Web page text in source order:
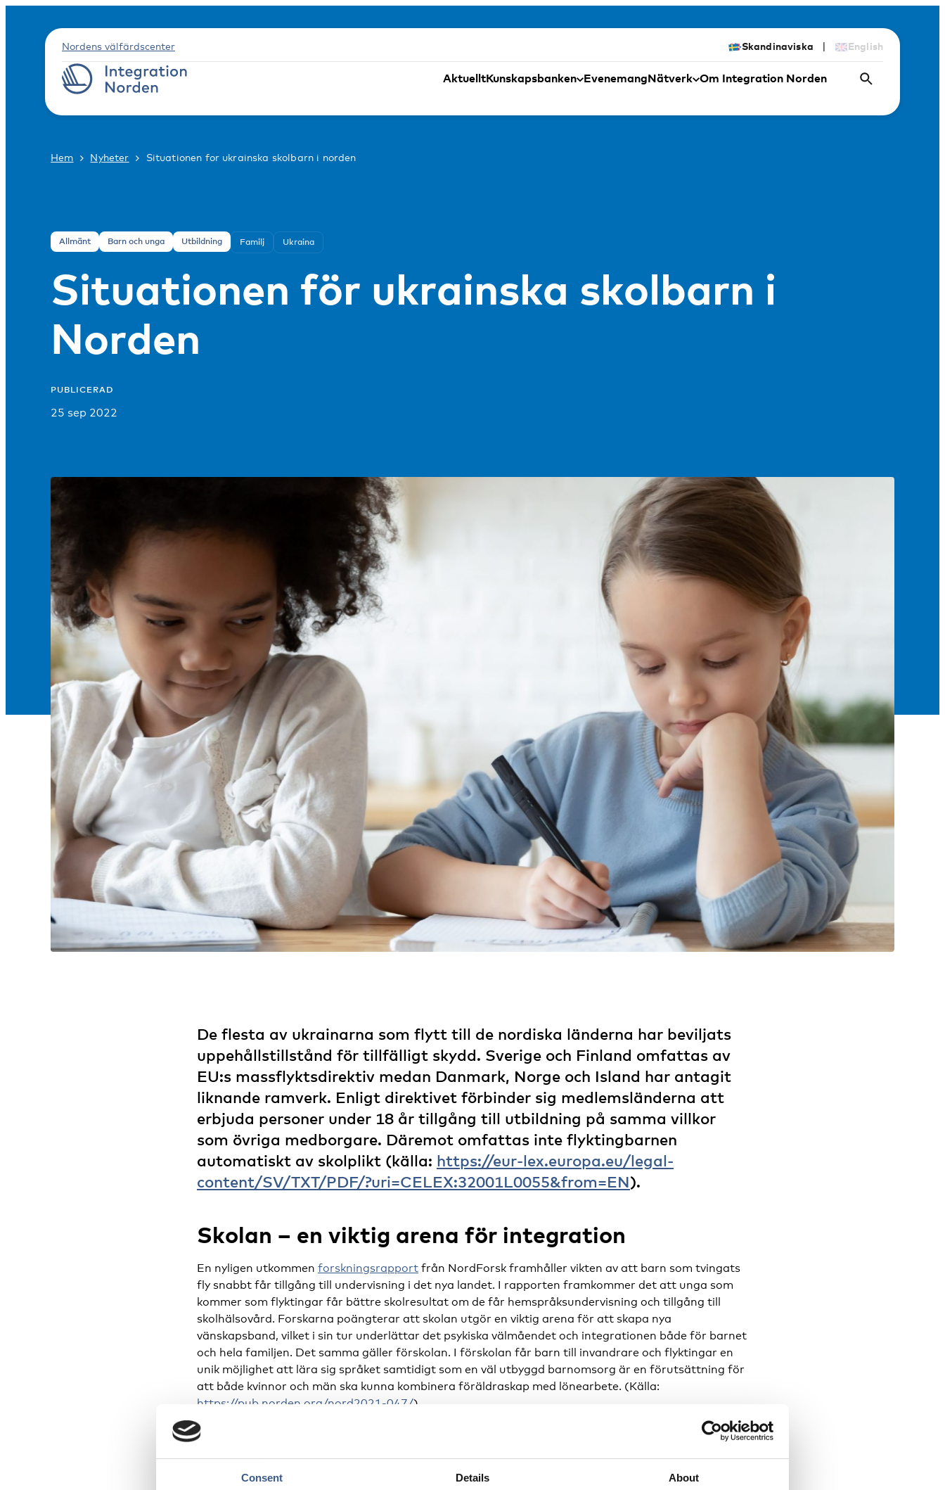
Consent Details About
Nordens välfärdscenter Skandinaviska | English
AktuelltKunskapsbanken EvenemangNätverk Om Integration Norden
Hem Nyheter Situationen for ukrainska skolbarn i norden
Allmänt Barn och unga Utbildning Familj Ukraina
Situationen för ukrainska skolbarn i
Norden
PUBLICERAD
25 sep 2022
De flesta av ukrainarna som flytt till de nordiska länderna har beviljats
uppehållstillstånd för tillfälligt skydd. Sverige och Finland omfattas av
EU:s massflyktsdirektiv medan Danmark, Norge och Island har antagit
liknande ramverk. Enligt direktivet förbinder sig medlemsländerna att
erbjuda personer under 18 år tillgång till utbildning på samma villkor
som övriga medborgare. Däremot omfattas inte flyktingbarnen
automatiskt av skolplikt (källa: https://eur-lex.europa.eu/legal-
content/SV/TXT/PDF/?uri=CELEX:32001L0055&from=EN).
Skolan – en viktig arena för integration
En nyligen utkommen forskningsrapport från NordForsk framhåller vikten av att barn som tvingats
fly snabbt får tillgång till undervisning i det nya landet. I rapporten framkommer det att unga som
kommer som flyktingar får bättre skolresultat om de får hemspråksundervisning och tillgång till
skolhälsovård. Forskarna poängterar att skolan utgör en viktig arena för att skapa nya
vänskapsband, vilket i sin tur underlättar det psykiska välmåendet och integrationen både för barnet
och hela familjen. Det samma gäller förskolan. I förskolan får barn till invandrare och flyktingar en
unik möjlighet att lära sig språket samtidigt som en väl utbyggd barnomsorg är en förutsättning för
att både kvinnor och män ska kunna kombinera föräldraskap med lönearbete. (Källa:
https://pub.norden.org/nord2021-047/)
Riskerna med distansundervisning